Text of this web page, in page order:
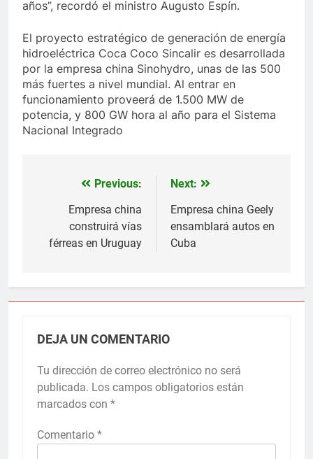
años”, recordó el ministro Augusto Espín.
El proyecto estratégico de generación de energía
hidroeléctrica Coca Coco Sincalir es desarrollada
por la empresa china Sinohydro, unas de las 500
más fuertes a nivel mundial. Al entrar en
funcionamiento proveerá de 1.500 MW de
potencia, y 800 GW hora al año para el Sistema
Nacional Integrado
Navegación
entradas
Previous:
Empresa china
construirá vías
férreas en Uruguay
Next:
Empresa china Geely
ensamblará autos en
Cuba
DEJA UN COMENTARIO
Tu dirección de correo electrónico no será
publicada. Los campos obligatorios están
marcados con *
Comentario *